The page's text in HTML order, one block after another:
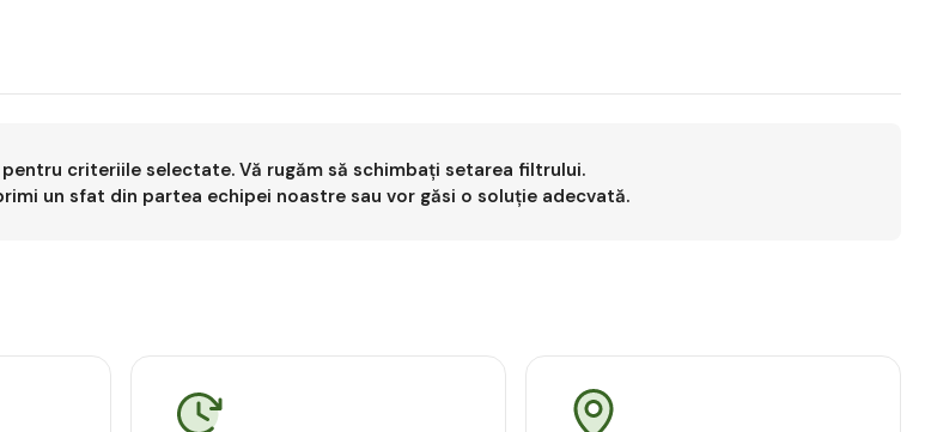
criteriile selectate. Vă rugăm să schimbați setarea filtrului.
un sfat din partea echipei noastre sau vor găsi o soluție adecvată.